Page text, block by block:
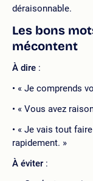
déraisonnable.
Les bons
mécontent
À dire :
« Je comprends
« Vous avez
« Je vais tout
rapidement. »
À éviter :